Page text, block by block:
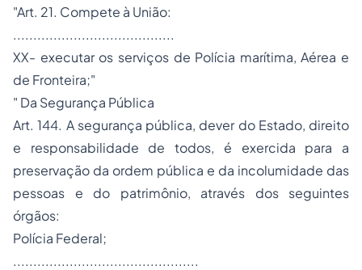
"Art. 21. Compete à União:
........................................
XX- executar os serviços de Polícia marítima, Aérea e
de Fronteira;"
" Da Segurança Pública
Art. 144. A segurança pública, dever do Estado, direito
e responsabilidade de todos, é exercida para a
preservação da ordem pública e da incolumidade das
pessoas e do patrimônio, através dos seguintes
órgãos:
Polícia Federal;
..............................................